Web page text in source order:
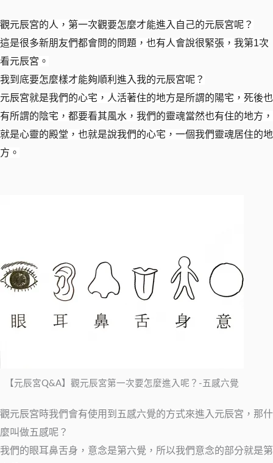
觀元辰宮的人，第一次觀要怎麼才能進入自己的元辰宮呢？
這是很多新朋友們都會問的問題，也有人會說很緊張，我第1次
看元辰宮。
我到底要怎麼樣才能夠順利進入我的元辰宮呢？
元辰宮就是我們的心宅，人活著住的地方是所謂的陽宅，死後也
有所謂的陰宅，都要看其風水，我們的靈魂當然也有住的地方，
就是心靈的殿堂，也就是說我們的心宅，一個我們靈魂居住的地
方。
【元辰宮Q&A】觀元辰宮第一次要怎麼進入呢？-五感六覺
觀元辰宮時我們會有使用到五感六覺的方式來進入元辰宮，那什
麼叫做五感呢？
我們的眼耳鼻舌身，意念是第六覺，所以我們意念的部分就是第